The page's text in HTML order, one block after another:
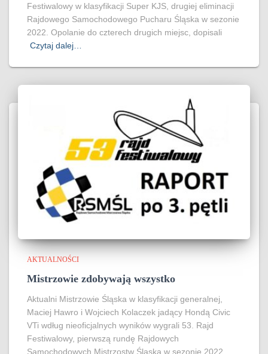
Festiwalowy w klasyfikacji Super KJS, drugiej eliminacji
Rajdowego Samochodowego Pucharu Śląska w sezonie
2022. Opolanie do czterech drugich miejsc, dopisali
Czytaj dalej…
AKTUALNOŚCI
Mistrzowie zdobywają wszystko
Aktualni Mistrzowie Śląska w klasyfikacji generalnej,
Maciej Hawro i Wojciech Kolaczek jadący Hondą Civic
VTi wdług nieoficjalnych wyników wygrali 53. Rajd
Festiwalowy, pierwszą rundę Rajdowych
Samochodowych Mistrzostw Śląska w sezonie 2022.